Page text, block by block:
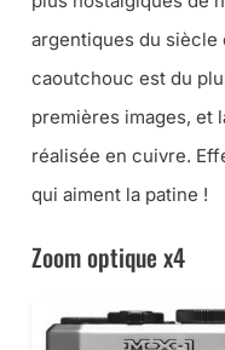
argentiques du siècle
caoutchouc est du
premières images, et
réalisée en cuivre.
qui aiment la patine !
Zoom optique x4